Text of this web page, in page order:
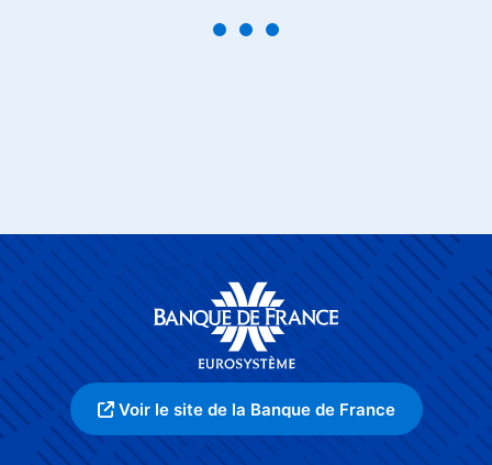
Voir le site de la Banque de France